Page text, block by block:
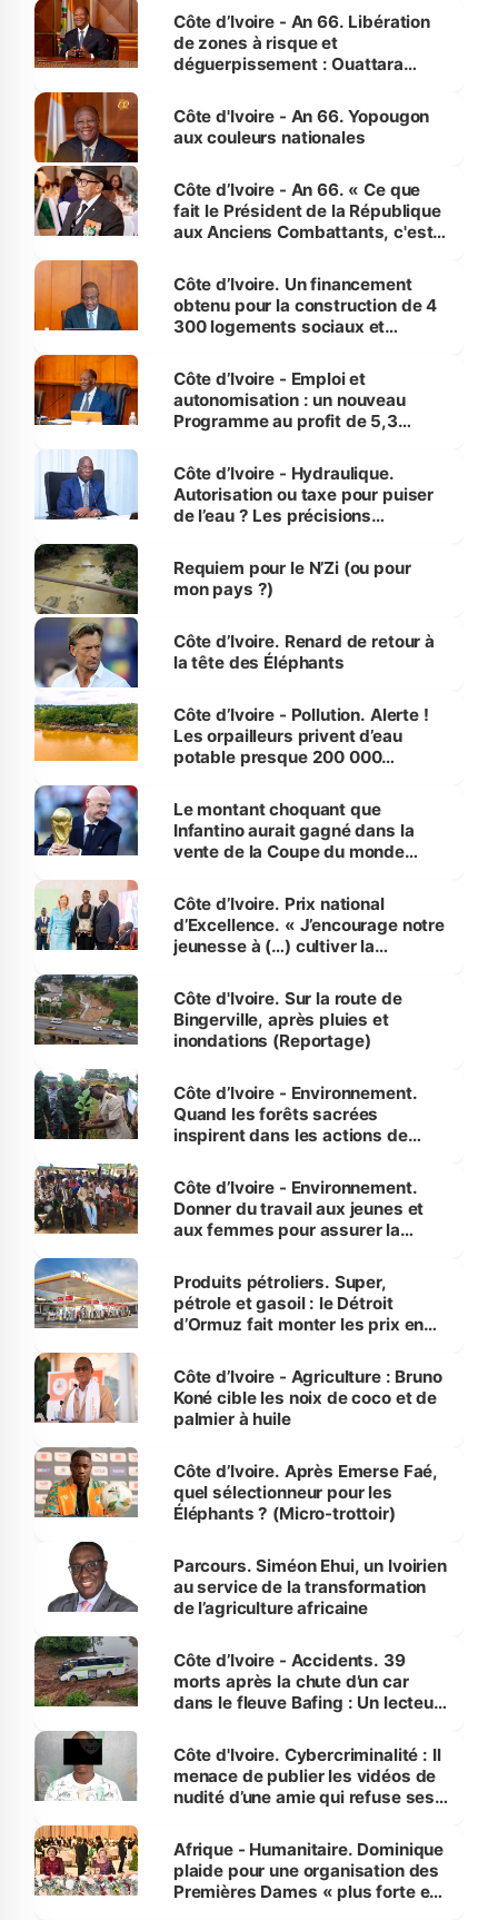
milieu des sinistrés
Côte d’Ivoire - An 66. Libération
de zones à risque et
déguerpissement : Ouattara
l'Etat de droit pour préserver les
vies humaines »
Côte d'Ivoire - An 66. Yopougon
aux couleurs nationales
Côte d’Ivoire - An 66. « Ce que
fait le Président de la République
aux Anciens Combattants, c'est
Côte d’Ivoire. Un financement
obtenu pour la construction de 4
300 logements sociaux et
et Yamoussoukro
Côte d’Ivoire - Emploi et
autonomisation : un nouveau
Programme au profit de 5,3
Côte d’Ivoire - Hydraulique.
Autorisation ou taxe pour puiser
de l’eau ? Les précisions
Requiem pour le N’Zi (ou pour
mon pays ?)
Côte d’Ivoire. Renard de retour à
la tête des Éléphants
Côte d’Ivoire - Pollution. Alerte !
Les orpailleurs privent d’eau
potable presque 200 000
Le montant choquant que
Infantino aurait gagné dans la
vente de la Coupe du monde
Côte d’Ivoire. Prix national
d’Excellence. « J’encourage notre
jeunesse à (…) cultiver la
(Alassane Ouattara
Côte d'Ivoire. Sur la route de
Bingerville, après pluies et
inondations (Reportage)
Côte d’Ivoire - Environnement.
Quand les forêts sacrées
inspirent dans les actions de
Côte d’Ivoire - Environnement.
Donner du travail aux jeunes et
aux femmes pour assurer la
menacées
Produits pétroliers. Super,
pétrole et gasoil : le Détroit
d’Ormuz fait monter les prix en
Côte d’Ivoire - Agriculture : Bruno
Koné cible les noix de coco et de
palmier à huile
Côte d’Ivoire. Après Emerse Faé,
quel sélectionneur pour les
Éléphants ? (Micro-trottoir)
Parcours. Siméon Ehui, un Ivoirien
au service de la transformation
de l’agriculture africaine
Côte d’Ivoire - Accidents. 39
morts après la chute d’un car
dans le fleuve Bafing : Un lecteur
des Transports
Côte d'Ivoire. Cybercriminalité : Il
menace de publier les vidéos de
nudité d’une amie qui refuse ses
Afrique - Humanitaire. Dominique
plaide pour une organisation des
Premières Dames « plus forte et